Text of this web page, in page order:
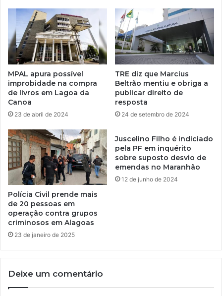
MPAL apura possível
improbidade na compra
de livros em Lagoa da
Canoa
23 de abril de 2024
TRE diz que Marcius
Beltrão mentiu e obriga a
publicar direito de
resposta
24 de setembro de 2024
Polícia Civil prende mais
de 20 pessoas em
operação contra grupos
criminosos em Alagoas
23 de janeiro de 2025
Juscelino Filho é indiciado
pela PF em inquérito
sobre suposto desvio de
emendas no Maranhão
12 de junho de 2024
Deixe um comentário